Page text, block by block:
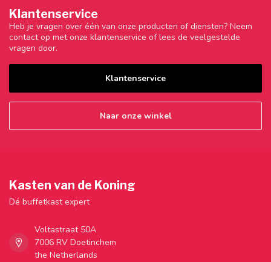
Klantenservice
Heb je vragen over één van onze producten of diensten? Neem
contact op met onze klantenservice of lees de veelgestelde
vragen door.
Klantenservice
Naar onze winkel
Kasten van de Koning
Dé buffetkast expert
Voltastraat 50A
7006 RV Doetinchem
the Netherlands